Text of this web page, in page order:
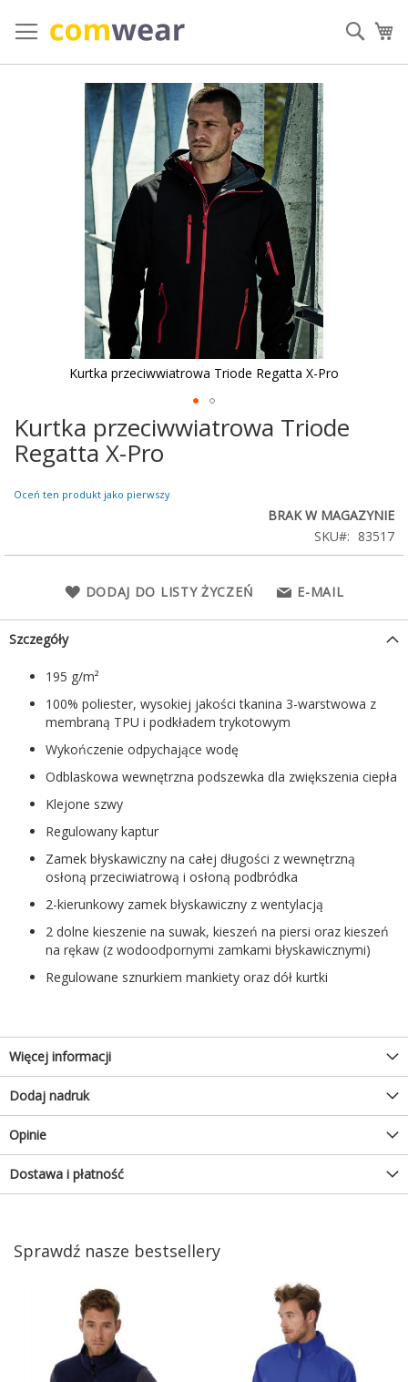
do
treści
Kurtka przeciwwiatrowa Triode
Regatta X-Pro
Oceń ten produkt jako pierwszy
BRAK W MAGAZYNIE
SKU
83517
DODAJ DO LISTY ŻYCZEŃ E-MAIL
Kurtka przeciwwiatrowa Triode Regatta X-Pro
Przejdź
na
początek
Szczegóły
195 g/m²
100% poliester, wysokiej jakości tkanina 3-warstwowa z
membraną TPU i podkładem trykotowym
Wykończenie odpychające wodę
Odblaskowa wewnętrzna podszewka dla zwiększenia ciepła
Klejone szwy
Regulowany kaptur
Zamek błyskawiczny na całej długości z wewnętrzną
osłoną przeciwiatrową i osłoną podbródka
2-kierunkowy zamek błyskawiczny z wentylacją
2 dolne kieszenie na suwak, kieszeń na piersi oraz kieszeń
na rękaw (z wodoodpornymi zamkami błyskawicznymi)
Regulowane sznurkiem mankiety oraz dół kurtki
Więcej informacji
Dodaj nadruk
Opinie
Dostawa i płatność
Sprawdź nasze bestsellery